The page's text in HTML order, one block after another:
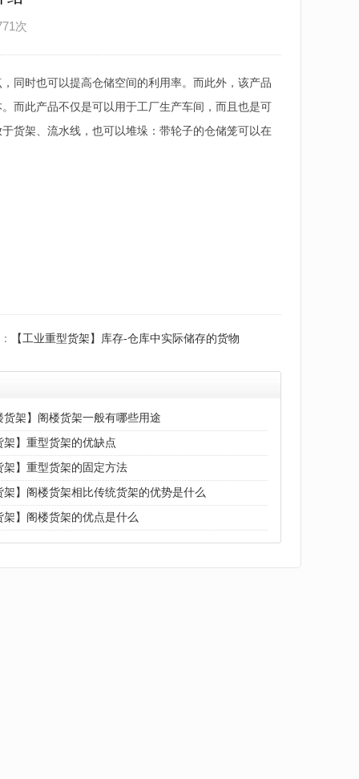
次
同时也可以提高仓储空间的利用率。而此外，该产品
而此产品不仅是可以用于工厂生产车间，而且也是可
货架、流水线，也可以堆垛：带轮子的仓储笼可以在
【工业重型货架】库存-仓库中实际储存的货物
货架】阁楼货架一般有哪些用途
架】重型货架的优缺点
架】重型货架的固定方法
架】阁楼货架相比传统货架的优势是什么
架】阁楼货架的优点是什么